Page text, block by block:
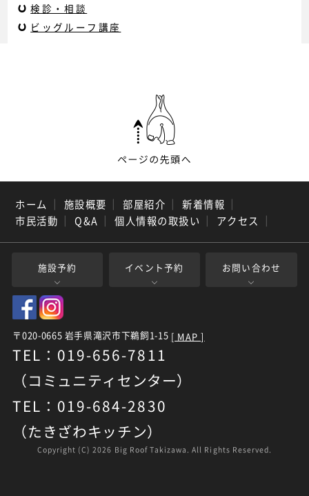
検診・相談
ビッグルーフ講座
ホーム ｜ 施設概要 ｜ 部屋紹介 ｜ 新着情報 ｜
市民活動 ｜ Q&A ｜ 個人情報の取扱い ｜ アクセス ｜
施設予約 イベント予約 お問い合わせ
〒020-0665 岩手県滝沢市下鵜飼1-15 [ MAP ]
TEL：019-656-7811
（コミュニティセンター）
TEL：019-684-2830
（たきざわキッチン）
Copyright (C)2026 Big Roof Takizawa. All Rights Reserved.